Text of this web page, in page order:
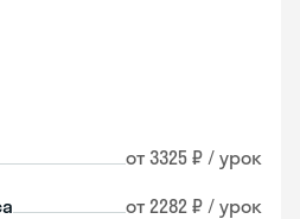
от 3325 ₽ / урок
от 2282 ₽ / урок